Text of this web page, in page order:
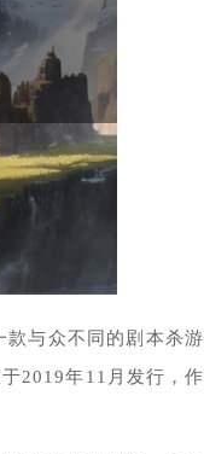
款与众不同的剧本杀游
2019年11月发行，作